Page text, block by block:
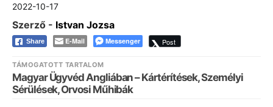
2022-10-17
Szerző - Istvan Jozsa
Share E-Mail Messenger Post
TÁMOGATOTT TARTALOM
Magyar Ügyvéd Angliában – Kártérítések, Személyi
Sérülések, Orvosi Műhibák